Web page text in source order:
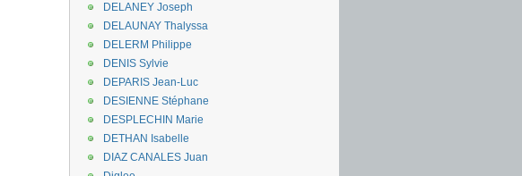
DELANEY Joseph
DELAUNAY Thalyssa
DELERM Philippe
DENIS Sylvie
DEPARIS Jean-Luc
DESIENNE Stéphane
DESPLECHIN Marie
DETHAN Isabelle
DIAZ CANALES Juan